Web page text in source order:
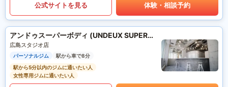
公式サイトを見る 体験・相談予約
アンドゥスーパーボディ (UNDEUX SUPERBODY)
広島スタジオ店
パーソナルジム
駅から車で8分
駅から5分以内のジムに通いたい人
女性専用ジムに通いたい人